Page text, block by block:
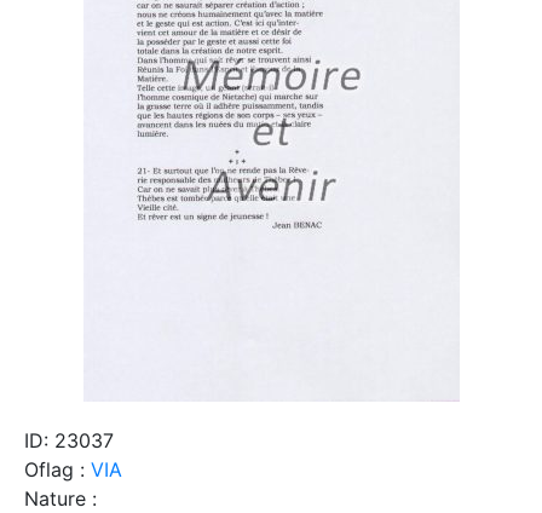
ID: 23037
Oflag : VIA
Nature :